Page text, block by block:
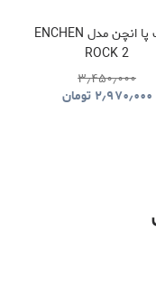
سنگ پا انچن مدل ENCHEN
ROCK 2
۳٫۴۵۰٫۰۰۰
۲٫۹۷۰٫۰۰۰ تومان